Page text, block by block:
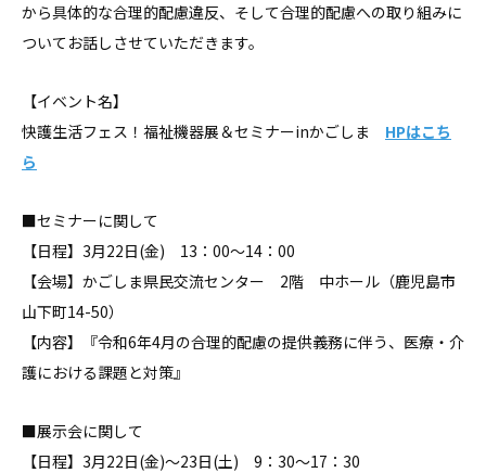
から具体的な合理的配慮違反、そして合理的配慮への取り組みに
ついてお話しさせていただきます。
【イベント名】
快護生活フェス！福祉機器展＆セミナーinかごしま HPはこち
ら
■セミナーに関して
【日程】3月22日(金) 13：00～14：00
【会場】かごしま県民交流センター 2階 中ホール（鹿児島市
山下町14-50）
【内容】『令和6年4月の合理的配慮の提供義務に伴う、医療・介
護における課題と対策』
■展示会に関して
【日程】3月22日(金)～23日(土) 9：30～17：30